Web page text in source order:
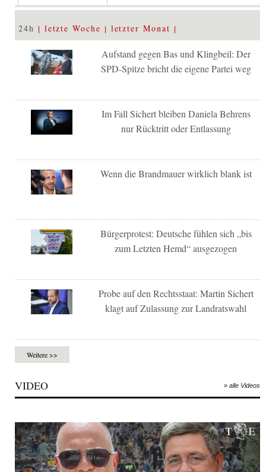
24h letzte Woche letzter Monat
Aufstand gegen Bas und Klingbeil: Der
SPD-Spitze bricht die eigene Partei weg
Im Fall Sichert bleiben Daniela Behrens
nur Rücktritt oder Entlassung
Wenn die Brandmauer wirklich blank ist
Bürgerprotest: Deutsche fühlen sich „bis
zum Letzten Hemd“ ausgezogen
Probe auf den Rechtsstaat: Martin Sichert
klagt auf Zulassung zur Landratswahl
Weitere >>
VIDEO » alle Videos